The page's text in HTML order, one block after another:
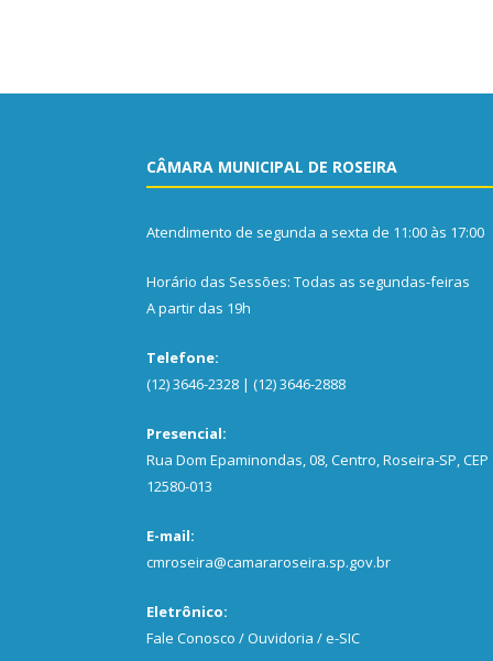
CÂMARA MUNICIPAL DE ROSEIRA
Atendimento de segunda a sexta de 11:00 às 17:00
Horário das Sessões: Todas as segundas-feiras
A partir das 19h
Telefone:
(12) 3646-2328 | (12) 3646-2888
Presencial:
Rua Dom Epaminondas, 08, Centro, Roseira-SP, CEP
12580-013
E-mail:
cmroseira@camararoseira.sp.gov.br
Eletrônico:
Fale Conosco / Ouvidoria / e-SIC